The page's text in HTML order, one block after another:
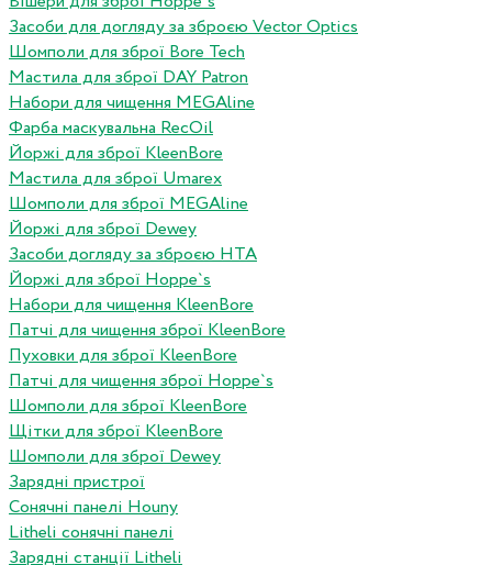
Засоби для догляду за зброєю Vector Optics
Шомполи для зброї Bore Tech
Мастила для зброї DAY Patron
Набори для чищення MEGAline
Фарба маскувальна RecOil
Йоржі для зброї KleenBore
Мастила для зброї Umarex
Шомполи для зброї MEGAline
Йоржі для зброї Dewey
Засоби догляду за зброєю HTA
Йоржі для зброї Hoppe`s
Набори для чищення KleenBore
Патчі для чищення зброї KleenBore
Пуховки для зброї KleenBore
Патчі для чищення зброї Hoppe`s
Шомполи для зброї KleenBore
Щітки для зброї KleenBore
Шомполи для зброї Dewey
Зарядні пристрої
Сонячні панелі Houny
Litheli сонячні панелі
Зарядні станції Litheli